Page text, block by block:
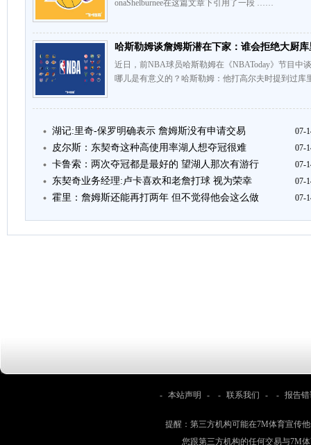
onaShelburnee在这篇文章下引用了一段 ……
哈斯勒姆谈詹姆斯潜在下家：谁会拒绝大厨库
近日，前NBA球员哈斯勒姆在《NBAToday》节目中
哪儿是有意义的？哈斯勒姆：他打高尔夫时提到过
湖记:里奇-保罗明确表示 詹姆斯没有申请交易 07-
皮尔斯：东契奇这种高使用率湖人想夺冠很难 07-
卡鲁索：两次夺冠都是最好的 望湖人那次有游行 07-
东契奇业务经理:卢卡喜欢和老詹打球 视为荣幸 07-
霍里：詹姆斯还能再打两年 但不觉得他会这么做 07-
- 本站声明 - - 联系我们 - - 报告
提醒：第三方机构可能在7M体育宣传
您跟第三方机构的任何交易与7M